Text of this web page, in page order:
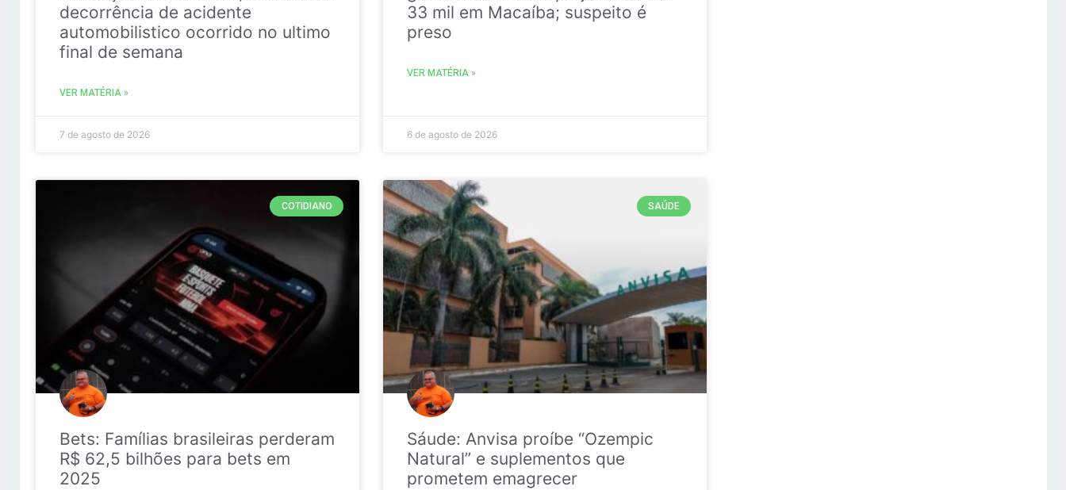
decorrência de acidente
automobilistico ocorrido no ultimo
final de semana
VER MATÉRIA »
7 de agosto de 2026
33 mil em Macaíba; suspeito é
preso
VER MATÉRIA »
6 de agosto de 2026
COTIDIANO
Bets: Famílias brasileiras perderam
R$ 62,5 bilhões para bets em
2025
SAÚDE
Sáude: Anvisa proíbe “Ozempic
Natural” e suplementos que
prometem emagrecer